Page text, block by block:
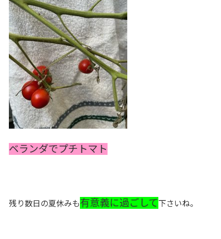
ベランダでプチトマト
残り数日の夏休みも有意義に過ごして下さいね。